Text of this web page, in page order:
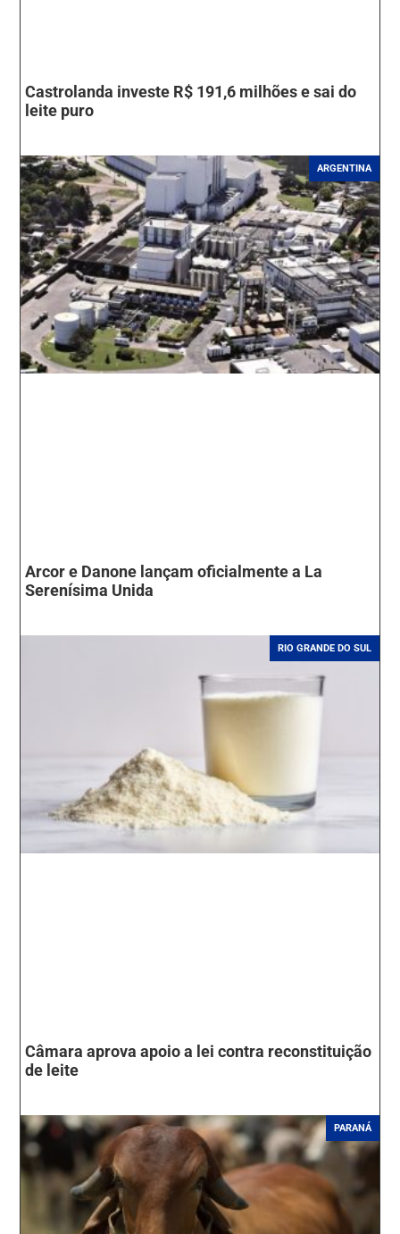
Castrolanda investe R$ 191,6 milhões e sai do
leite puro
ARGENTINA
Arcor e Danone lançam oficialmente a La
Serenísima Unida
RIO GRANDE DO SUL
Câmara aprova apoio a lei contra reconstituição
de leite
PARANÁ